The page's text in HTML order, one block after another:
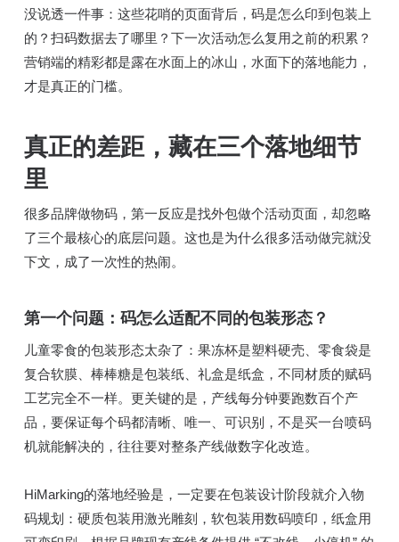
没说透一件事：这些花哨的页面背后，码是怎么印到包装上
的？扫码数据去了哪里？下一次活动怎么复用之前的积累？
营销端的精彩都是露在水面上的冰山，水面下的落地能力，
才是真正的门槛。
真正的差距，藏在三个落地细节
里
很多品牌做物码，第一反应是找外包做个活动页面，却忽略
了三个最核心的底层问题。这也是为什么很多活动做完就没
下文，成了一次性的热闹。
第一个问题：码怎么适配不同的包装形态？
儿童零食的包装形态太杂了：果冻杯是塑料硬壳、零食袋是
复合软膜、棒棒糖是包装纸、礼盒是纸盒，不同材质的赋码
工艺完全不一样。更关键的是，产线每分钟要跑数百个产
品，要保证每个码都清晰、唯一、可识别，不是买一台喷码
机就能解决的，往往要对整条产线做数字化改造。
HiMarking的落地经验是，一定要在包装设计阶段就介入物
码规划：硬质包装用激光雕刻，软包装用数码喷印，纸盒用